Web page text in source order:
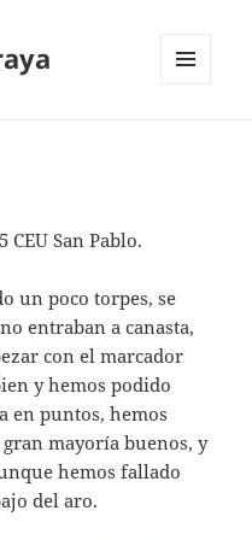
CEU San Pablo.
un poco torpes, se
entraban a canasta,
con el marcador
y hemos podido
en puntos, hemos
mayoría buenos, y
hemos fallado
del aro.